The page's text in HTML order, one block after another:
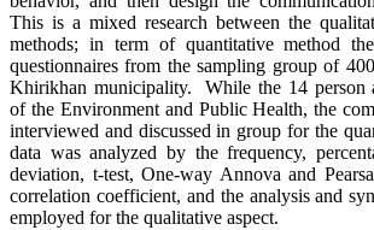
This is a mixed research between the
methods; in term of quantitative method
questionnaires from the sampling group of
Khirikhan municipality. While the 14 person
of the Environment and Public Health, the
interviewed and discussed in group for the
data was analyzed by the frequency,
deviation, t-test, One-way Annova and
correlation coefficient, and the analysis and
employed for the qualitative aspect.